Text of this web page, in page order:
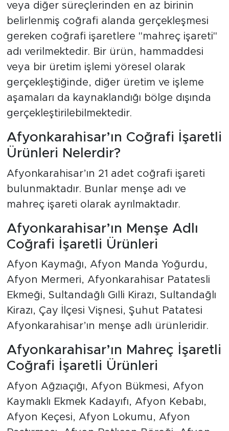
veya diğer süreçlerinden en az birinin
belirlenmiş coğrafi alanda gerçekleşmesi
gereken coğrafi işaretlere "mahreç işareti"
adı verilmektedir. Bir ürün, hammaddesi
veya bir üretim işlemi yöresel olarak
gerçekleştiğinde, diğer üretim ve işleme
aşamaları da kaynaklandığı bölge dışında
gerçekleştirilebilmektedir.
Afyonkarahisar’ın Coğrafi İşaretli
Ürünleri Nelerdir?
Afyonkarahisar’ın 21 adet coğrafi işareti
bulunmaktadır. Bunlar menşe adı ve
mahreç işareti olarak ayrılmaktadır.
Afyonkarahisar’ın Menşe Adlı
Coğrafi İşaretli Ürünleri
Afyon Kaymağı, Afyon Manda Yoğurdu,
Afyon Mermeri, Afyonkarahisar Patatesli
Ekmeği, Sultandağlı Gılli Kirazı, Sultandağlı
Kirazı, Çay İlçesi Vişnesi, Şuhut Patatesi
Afyonkarahisar’ın menşe adlı ürünleridir.
Afyonkarahisar’ın Mahreç İşaretli
Coğrafi İşaretli Ürünleri
Afyon Ağzıaçığı, Afyon Bükmesi, Afyon
Kaymaklı Ekmek Kadayıfı, Afyon Kebabı,
Afyon Keçesi, Afyon Lokumu, Afyon